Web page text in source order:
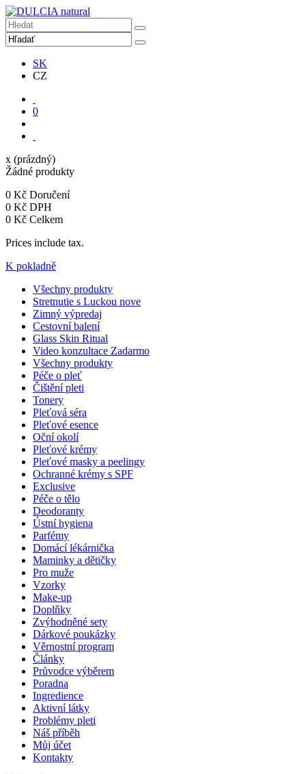
SK
CZ
0
x (prázdný)
Žádné produkty
0 Kč Doručení
0 Kč DPH
0 Kč Celkem
Prices include tax.
K pokladně
Všechny produkty
Stretnutie s Luckou nove
Zimný výpredaj
Cestovní balení
Glass Skin Ritual
Video konzultace Zadarmo
Všechny produkty
Péče o pleť
Čištění pleti
Tonery
Pleťová séra
Pleťové esence
Oční okolí
Pleťové krémy
Pleťové masky a peelingy
Ochranné krémy s SPF
Exclusive
Péče o tělo
Deodoranty
Ústní hygiena
Parfémy
Domácí lékárnička
Maminky a dětičky
Pro muže
Vzorky
Make-up
Doplňky
Zvýhodněné sety
Dárkové poukázky
Věrnostní program
Články
Průvodce výběrem
Poradna
Ingredience
Aktivní látky
Problémy pleti
Náš příběh
Můj účet
Kontakty